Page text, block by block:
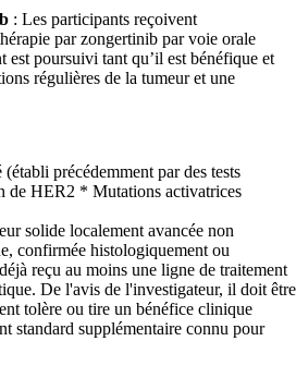
: Les participants reçoivent
par zongertinib par voie orale
est poursuivi tant qu’il est bénéfique et
régulières de la tumeur et une
précédemment par des tests
HER2 * Mutations activatrices
solide localement avancée non
confirmée histologiquement ou
reçu au moins une ligne de traitement
De l'avis de l'investigateur, il doit être
tolère ou tire un bénéfice clinique
standard supplémentaire connu pour